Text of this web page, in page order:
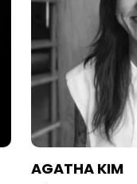
AGATHA KIM